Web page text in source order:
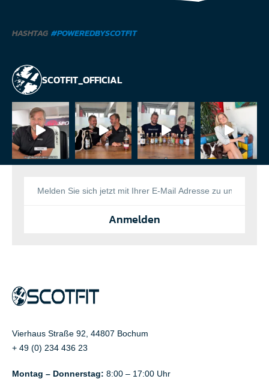
HASHTAG #POWEREDBYSCOTFIT
SCOTFIT_OFFICIAL
Anmelden
Vierhaus Straße 92, 44807 Bochum
+ 49 (0) 234 436 23
Montag – Donnerstag: 8:00 – 17:00 Uhr